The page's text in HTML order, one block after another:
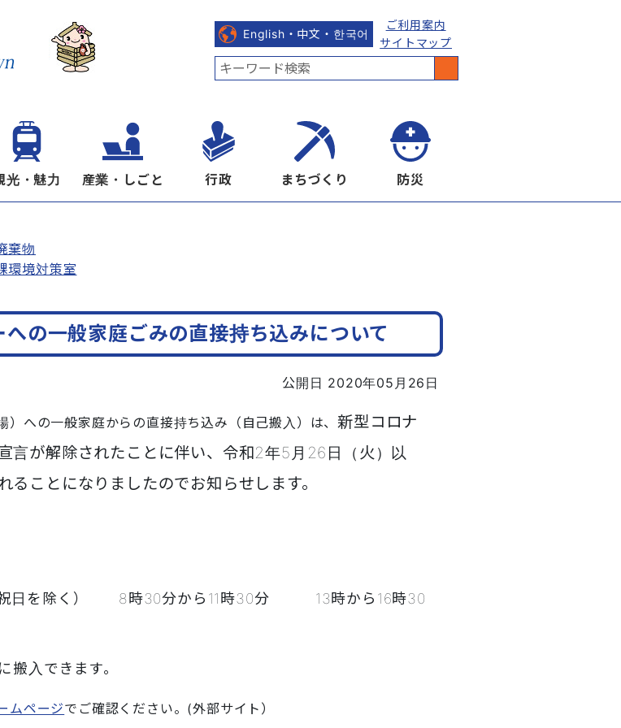
English・中文・한국어
ご利用案内
サイトマップ
光・魅力 産業・しごと 行政 まちづくり 防災
棄物
環境対策室
の一般家庭ごみの直接持ち込みについて
公開日 2020年05月26日
への一般家庭からの直接持ち込み（自己搬入）は、 新型コロナ
言が解除されたことに伴い、 令和2年5月26日（火）以
ることになりましたのでお知らせします。
祝日を除く） 8時30分から11時30分 13時から16時30
に搬入できます。
ムページでご確認ください。(外部サイト）